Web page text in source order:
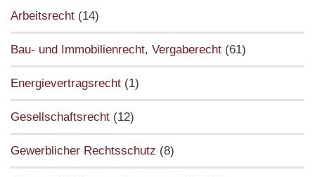
Arbeitsrecht (14)
Bau- und Immobilienrecht, Vergaberecht (61)
Energievertragsrecht (1)
Gesellschaftsrecht (12)
Gewerblicher Rechtsschutz (8)